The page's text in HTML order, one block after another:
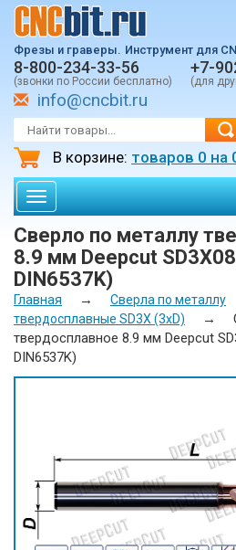
Фрезы и граверы. Инструмент для
8-800-234-33-56
(звонки по России бесплатно)
+7-
(для
info@cncbit.ru
В корзине: товаров 0 на
Toggle
navigation
Сверло по металлу
8.9 мм Deepcut
DIN6537K)
Главная → Сверла по металлу
твердосплавные SD3X (3xD)
→
твердосплавное 8.9 мм Deepcut
DIN6537K)